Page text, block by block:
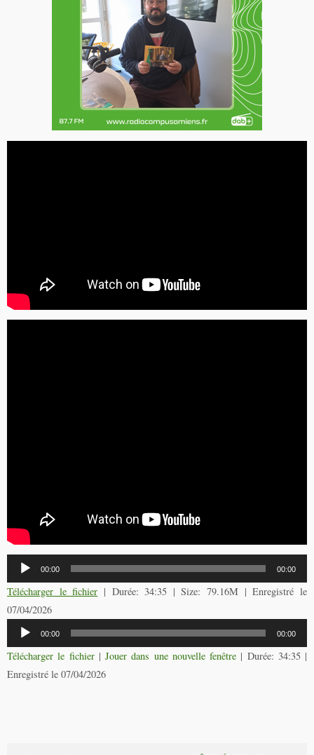
Lecteur
audio
00:00 00:00
Télécharger le fichier | Durée: 34:35 | Size: 79.16M | Enregistré le
07/04/2026
Lecteur
audio
00:00 00:00
Télécharger le fichier| Jouer dans une nouvelle fenêtre | Durée: 34:35|
Enregistré le 07/04/2026